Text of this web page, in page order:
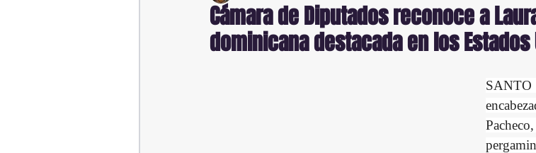
Cámara de Diputados reconoce a
dominicana destacada en los Estados